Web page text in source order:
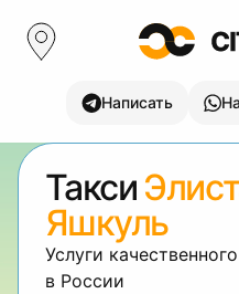
Написать
Такси
Яшкуль
Услуги
в России